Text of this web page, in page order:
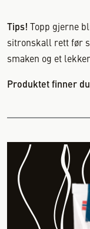
Tips! Topp gjerne
sitronskall rett før
smaken og et
Produktet finner